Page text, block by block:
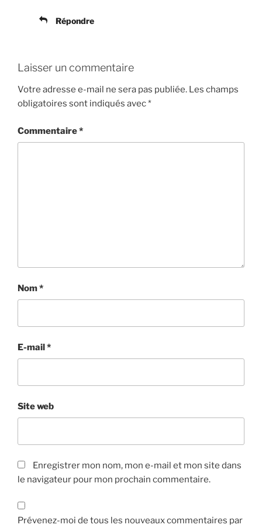
Répondre
Laisser un commentaire
Votre adresse e-mail ne sera pas publiée. Les champs
obligatoires sont indiqués avec*
Commentaire*
Nom*
E-mail*
Site web
Enregistrer mon nom, mon e-mail et mon site dans
le navigateur pour mon prochain commentaire.
Prévenez-moi de tous les nouveaux commentaires par